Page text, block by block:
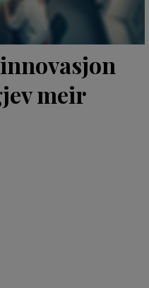
meir